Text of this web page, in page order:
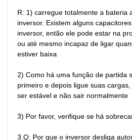
R: 1) carregue totalmente a bateria
inversor. Existem alguns
inversor, então ele pode estar na
ou até mesmo incapaz de ligar
estiver baixa
2) Como há uma função de partida
primeiro e depois ligue suas
ser estável e não sair normalmente
3) Por favor, verifique se há
3.Q: Por que o inversor desliga